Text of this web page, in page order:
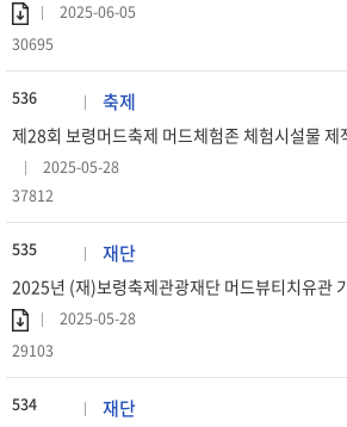
2025-06-05
30695
536 축제
2025-05-28
37812
535 재단
2025년 (재)보령축제관광재단 머드뷰티치유관
2025-05-28
29103
534 재단